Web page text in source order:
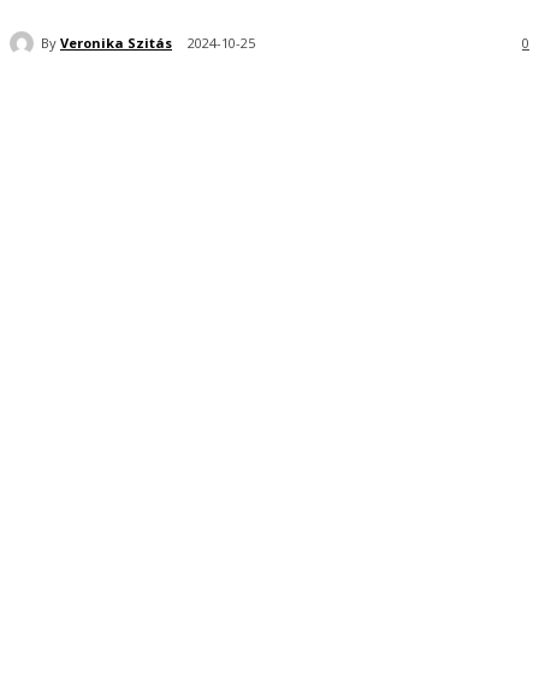
By Veronika Szitás 2024-10-25 0